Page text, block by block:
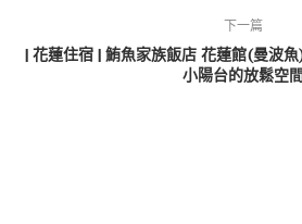
下一篇
| 花蓮住宿 | 鮪魚家族飯店 花蓮館(曼波
小陽台的放鬆空